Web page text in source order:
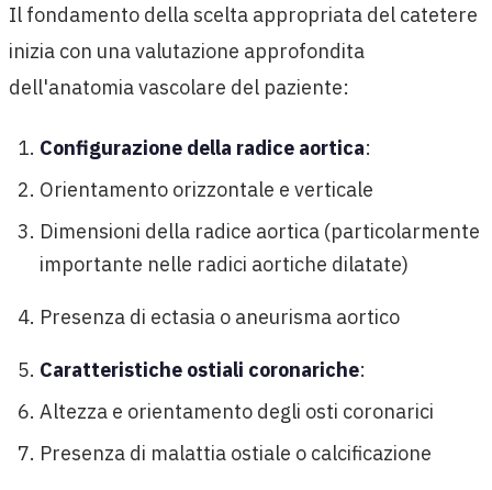
Il fondamento della scelta appropriata del catetere
inizia con una valutazione approfondita
dell'anatomia vascolare del paziente:
Configurazione della radice aortica:
Orientamento orizzontale e verticale
Dimensioni della radice aortica (particolarmente
importante nelle radici aortiche dilatate)
Presenza di ectasia o aneurisma aortico
Caratteristiche ostiali coronariche:
Altezza e orientamento degli osti coronarici
Presenza di malattia ostiale o calcificazione